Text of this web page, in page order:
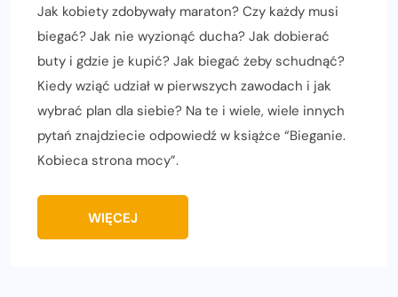
Jak kobiety zdobywały maraton? Czy każdy musi
biegać? Jak nie wyzionąć ducha? Jak dobierać
buty i gdzie je kupić? Jak biegać żeby schudnąć?
Kiedy wziąć udział w pierwszych zawodach i jak
wybrać plan dla siebie? Na te i wiele, wiele innych
pytań znajdziecie odpowiedź w książce “Bieganie.
Kobieca strona mocy”.
WIĘCEJ